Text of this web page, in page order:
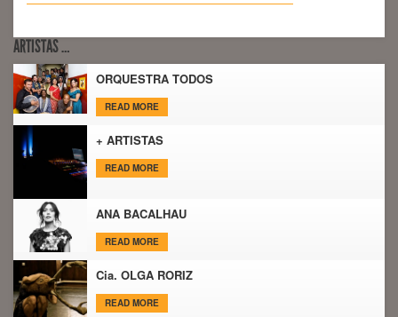
ARTISTAS …
ORQUESTRA TODOS
READ MORE
+ ARTISTAS
READ MORE
ANA BACALHAU
READ MORE
Cia. OLGA RORIZ
READ MORE